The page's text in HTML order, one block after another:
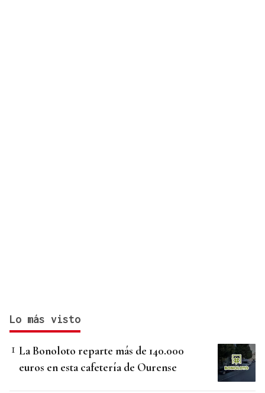
Lo más visto
La Bonoloto reparte más de 140.000
euros en esta cafetería de Ourense